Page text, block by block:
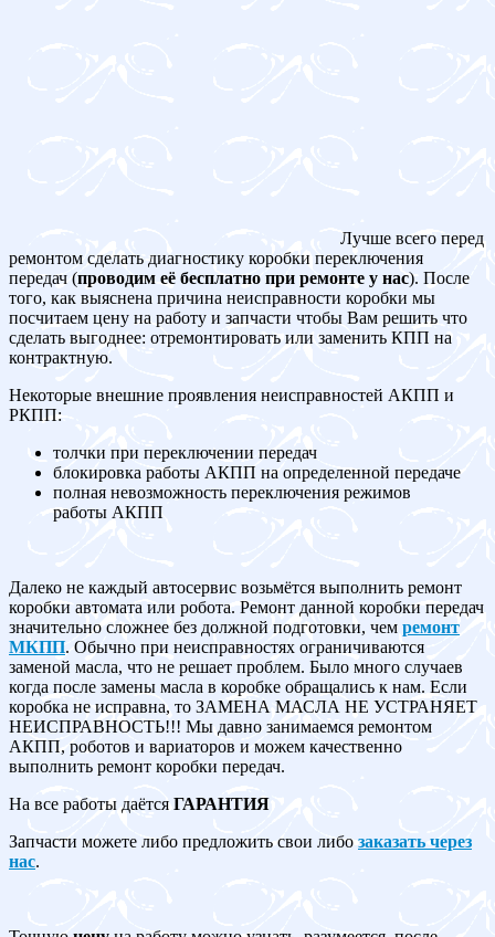
Лучше всего перед
ремонтом сделать диагностику коробки переключения
передач (проводим её бесплатно при ремонте у нас). После
того, как выяснена причина неисправности коробки мы
посчитаем цену на работу и запчасти чтобы Вам решить что
сделать выгоднее: отремонтировать или заменить КПП на
контрактную.
Некоторые внешние проявления неисправностей АКПП и
РКПП:
толчки при переключении передач
блокировка работы АКПП на определенной передаче
полная невозможность переключения режимов
работы АКПП
Далеко не каждый автосервис возьмётся выполнить ремонт
коробки автомата или робота. Ремонт данной коробки передач
значительно сложнее без должной подготовки, чем ремонт
МКПП. Обычно при неисправностях ограничиваются
заменой масла, что не решает проблем. Было много случаев
когда после замены масла в коробке обращались к нам. Если
коробка не исправна, то ЗАМЕНА МАСЛА НЕ УСТРАНЯЕТ
НЕИСПРАВНОСТЬ!!! Мы давно занимаемся ремонтом
АКПП, роботов и вариаторов и можем качественно
выполнить ремонт коробки передач.
На все работы даётсяГАРАНТИЯ
Запчасти можете либо предложить свои либо заказать через
нас.